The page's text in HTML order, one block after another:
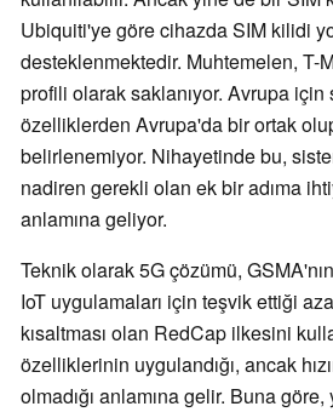
Ubiquiti'ye göre cihazda SIM kilidi
desteklenmektedir. Muhtemelen, T-
profili olarak saklanıyor. Avrupa
özelliklerden Avrupa'da bir ortak
belirlenemiyor. Nihayetinde bu,
nadiren gerekli olan ek bir adıma
anlamına geliyor.
Teknik olarak 5G çözümü,
IoT uygulamaları için teşvik ettiği
kısaltması olan RedCap ilkesini
özelliklerinin uygulandığı, ancak
olmadığı anlamına gelir. Buna